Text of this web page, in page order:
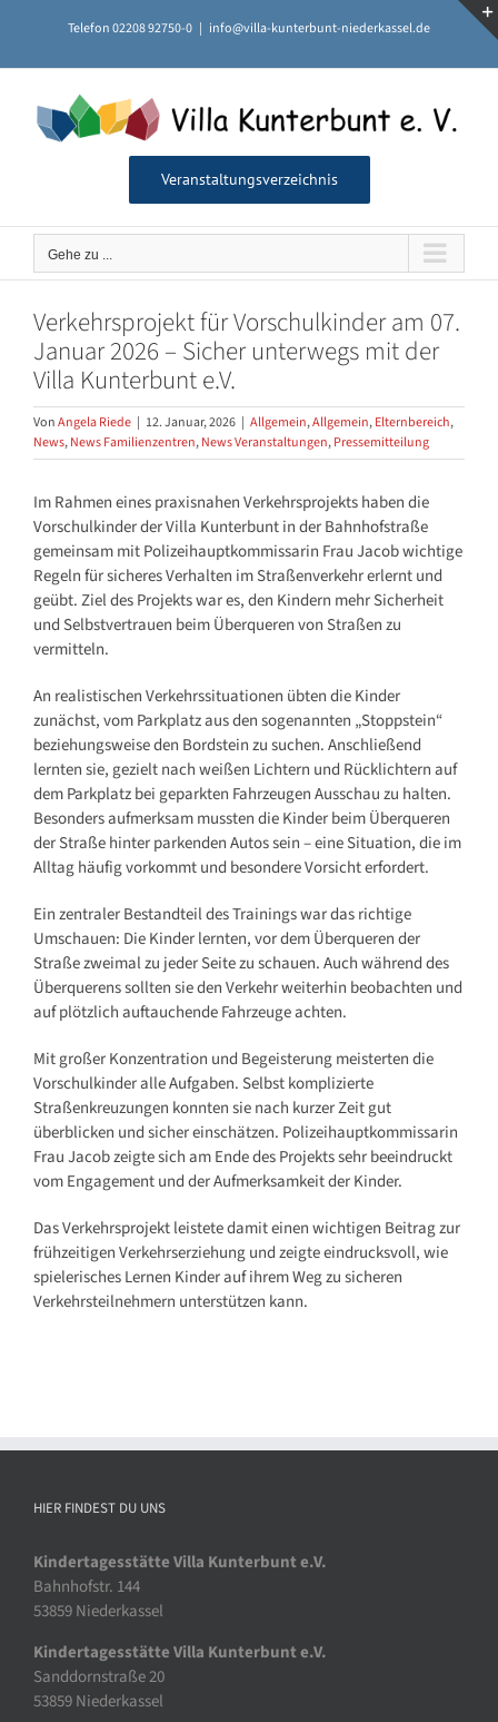
Telefon 02208 92750-0 | info@villa-kunterbunt-niederkassel.de
Veranstaltungsverzeichnis
Gehe zu ...
Verkehrsprojekt für Vorschulkinder am 07.
Januar 2026 – Sicher unterwegs mit der
Villa Kunterbunt e.V.
VonAngela Riede | 12. Januar, 2026 | Allgemein,Allgemein,Elternbereich,
News,News Familienzentren,News Veranstaltungen,Pressemitteilung
Im Rahmen eines praxisnahen Verkehrsprojekts haben die
Vorschulkinder der Villa Kunterbunt in der Bahnhofstraße
gemeinsam mit Polizeihauptkommissarin Frau Jacob wichtige
Regeln für sicheres Verhalten im Straßenverkehr erlernt und
geübt. Ziel des Projekts war es, den Kindern mehr Sicherheit
und Selbstvertrauen beim Überqueren von Straßen zu
vermitteln.
An realistischen Verkehrssituationen übten die Kinder
zunächst, vom Parkplatz aus den sogenannten „Stoppstein“
beziehungsweise den Bordstein zu suchen. Anschließend
lernten sie, gezielt nach weißen Lichtern und Rücklichtern auf
dem Parkplatz bei geparkten Fahrzeugen Ausschau zu halten.
Besonders aufmerksam mussten die Kinder beim Überqueren
der Straße hinter parkenden Autos sein – eine Situation, die im
Alltag häufig vorkommt und besondere Vorsicht erfordert.
Ein zentraler Bestandteil des Trainings war das richtige
Umschauen: Die Kinder lernten, vor dem Überqueren der
Straße zweimal zu jeder Seite zu schauen. Auch während des
Überquerens sollten sie den Verkehr weiterhin beobachten und
auf plötzlich auftauchende Fahrzeuge achten.
Mit großer Konzentration und Begeisterung meisterten die
Vorschulkinder alle Aufgaben. Selbst komplizierte
Straßenkreuzungen konnten sie nach kurzer Zeit gut
überblicken und sicher einschätzen. Polizeihauptkommissarin
Frau Jacob zeigte sich am Ende des Projekts sehr beeindruckt
vom Engagement und der Aufmerksamkeit der Kinder.
Das Verkehrsprojekt leistete damit einen wichtigen Beitrag zur
frühzeitigen Verkehrserziehung und zeigte eindrucksvoll, wie
spielerisches Lernen Kinder auf ihrem Weg zu sicheren
Verkehrsteilnehmern unterstützen kann.
HIER FINDEST DU UNS
Kindertagesstätte Villa Kunterbunt e.V.
Bahnhofstr. 144
53859 Niederkassel
Kindertagesstätte Villa Kunterbunt e.V.
Sanddornstraße 20
53859 Niederkassel